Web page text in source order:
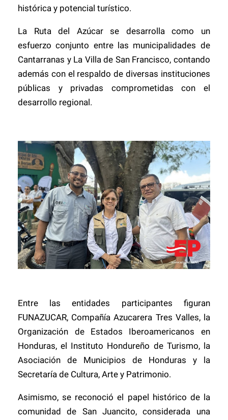
histórica y potencial turístico.
La Ruta del Azúcar se desarrolla como un
esfuerzo conjunto entre las municipalidades de
Cantarranas y La Villa de San Francisco, contando
además con el respaldo de diversas instituciones
públicas y privadas comprometidas con el
desarrollo regional.
Entre las entidades participantes figuran
FUNAZUCAR, Compañía Azucarera Tres Valles, la
Organización de Estados Iberoamericanos en
Honduras, el Instituto Hondureño de Turismo, la
Asociación de Municipios de Honduras y la
Secretaría de Cultura, Arte y Patrimonio.
Asimismo, se reconoció el papel histórico de la
comunidad de San Juancito, considerada una